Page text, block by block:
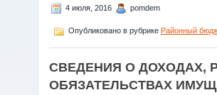
4 июля, 2016 pomdem
Опубликовано в рубрике Районный
СВЕДЕНИЯ О ДОХОДАХ,
ОБЯЗАТЕЛЬСТВАХ